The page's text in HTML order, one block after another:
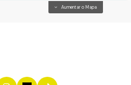
Aumentar o Mapa